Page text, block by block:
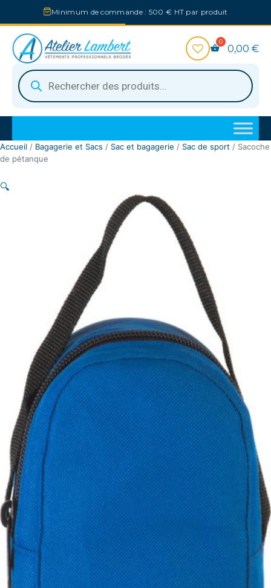
au
contenu
Minimum de commande : 500 € HT par produit
Recherche
de
produits
0,00 €
Accueil / Bagagerie et Sacs / Sac et bagagerie / Sac de sport / Sacoche
de pétanque
🔍